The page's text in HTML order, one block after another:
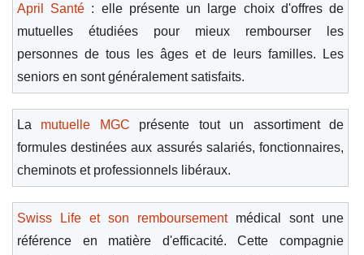
April Santé : elle présente un large choix d'offres de
mutuelles étudiées pour mieux rembourser les
personnes de tous les âges et de leurs familles. Les
seniors en sont généralement satisfaits.
La mutuelle MGC présente tout un assortiment de
formules destinées aux assurés salariés, fonctionnaires,
cheminots et professionnels libéraux.
Swiss Life et son remboursementmédical sont une
référence en matière d'efficacité. Cette compagnie